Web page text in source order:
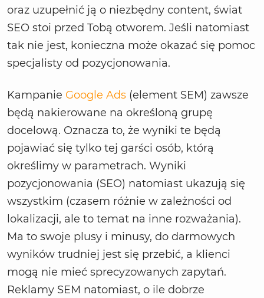
oraz uzupełnić ją o niezbędny content, świat
SEO stoi przed Tobą otworem. Jeśli natomiast
tak nie jest, konieczna może okazać się pomoc
specjalisty od pozycjonowania.
Kampanie Google Ads (element SEM) zawsze
będą nakierowane na określoną grupę
docelową. Oznacza to, że wyniki te będą
pojawiać się tylko tej garści osób, którą
określimy w parametrach. Wyniki
pozycjonowania (SEO) natomiast ukazują się
wszystkim (czasem różnie w zależności od
lokalizacji, ale to temat na inne rozważania).
Ma to swoje plusy i minusy, do darmowych
wyników trudniej jest się przebić, a klienci
mogą nie mieć sprecyzowanych zapytań.
Reklamy SEM natomiast, o ile dobrze